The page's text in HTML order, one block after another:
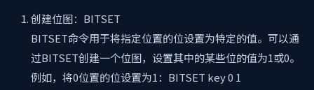
创建位图：BITSET
BITSET命令用于将指定位置的位设置为特定的值。可以通
过BITSET创建一个位图，设置其中的某些位的值为1或0。
例如，将0位置的位设置为1：BITSET key 0 1